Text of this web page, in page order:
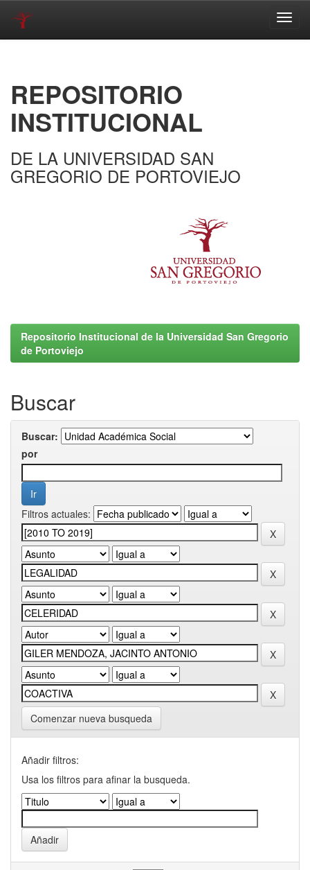
REPOSITORIO
INSTITUCIONAL
DE LA UNIVERSIDAD SAN
GREGORIO DE PORTOVIEJO
Repositorio Institucional de la Universidad San Gregorio
de Portoviejo
Buscar
Buscar:
por
Filtros actuales:
Comenzar nueva busqueda
Añadir filtros:
Usa los filtros para afinar la busqueda.